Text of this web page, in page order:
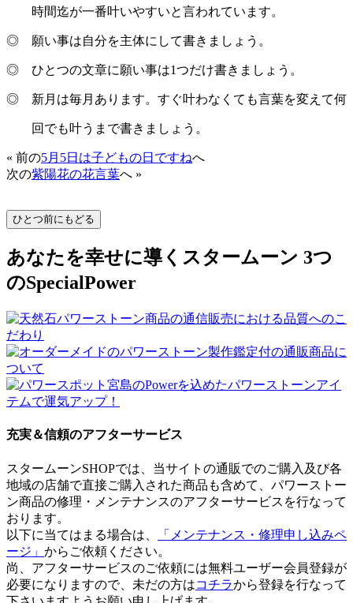
時間迄が一番叶いやすいと言われています。
◎ 願い事は自分を主体にして書きましょう。
◎ ひとつの文章に願い事は1つだけ書きましょう。
◎ 新月は毎月あります。すぐ叶わなくても言葉を変えて何
回でも叶うまで書きましょう。
« 前の5月5日は子どもの日ですねへ
次の紫陽花の花言葉へ »
あなたを幸せに導くスタームーン 3つ
のSpecialPower
充実＆信頼のアフターサービス
スタームーンSHOPでは、当サイトの通販でのご購入及び各
地域の店舗で直接ご購入された商品も含めて、パワーストー
ン商品の修理・メンテナンスのアフターサービスを行なって
おります。
以下に当てはまる場合は、
「メンテナンス・修理申し込みペ
ージ」 からご依頼ください。
尚、アフターサービスのご依頼には無料ユーザー会員登録が
必要になりますので、未だの方はコチラから登録を行なって